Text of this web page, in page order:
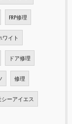
FRP修理
ワイト
ドア修理
修理
ーアイエス